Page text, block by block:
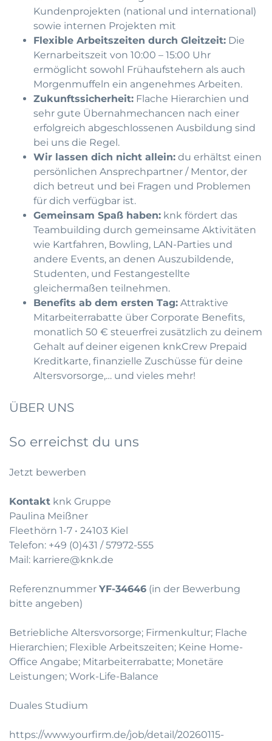
Kundenprojekten (national und international)
sowie internen Projekten mit
Flexible Arbeitszeiten durch Gleitzeit: Die
Kernarbeitszeit von 10:00 – 15:00 Uhr
ermöglicht sowohl Frühaufstehern als auch
Morgenmuffeln ein angenehmes Arbeiten.
Zukunftssicherheit: Flache Hierarchien und
sehr gute Übernahmechancen nach einer
erfolgreich abgeschlossenen Ausbildung sind
bei uns die Regel.
Wir lassen dich nicht allein: du erhältst einen
persönlichen Ansprechpartner / Mentor, der
dich betreut und bei Fragen und Problemen
für dich verfügbar ist.
Gemeinsam Spaß haben: knk fördert das
Teambuilding durch gemeinsame Aktivitäten
wie Kartfahren, Bowling, LAN-Parties und
andere Events, an denen Auszubildende,
Studenten, und Festangestellte
gleichermaßen teilnehmen.
Benefits ab dem ersten Tag: Attraktive
Mitarbeiterrabatte über Corporate Benefits,
monatlich 50 € steuerfrei zusätzlich zu deinem
Gehalt auf deiner eigenen knkCrew Prepaid
Kreditkarte, finanzielle Zuschüsse für deine
Altersvorsorge,… und vieles mehr!
ÜBER UNS
So erreichst du uns
Jetzt bewerben
Kontakt knk Gruppe
Paulina Meißner
Fleethörn 1-7 • 24103 Kiel
Telefon: +49 (0)431 / 57972-555
Mail: karriere@knk.de
Referenznummer YF-34646 (in der Bewerbung
bitte angeben)
Betriebliche Altersvorsorge; Firmenkultur; Flache
Hierarchien; Flexible Arbeitszeiten; Keine Home-
Office Angabe; Mitarbeiterrabatte; Monetäre
Leistungen; Work-Life-Balance
Duales Studium
https://www.yourfirm.de/job/detail/20260115-